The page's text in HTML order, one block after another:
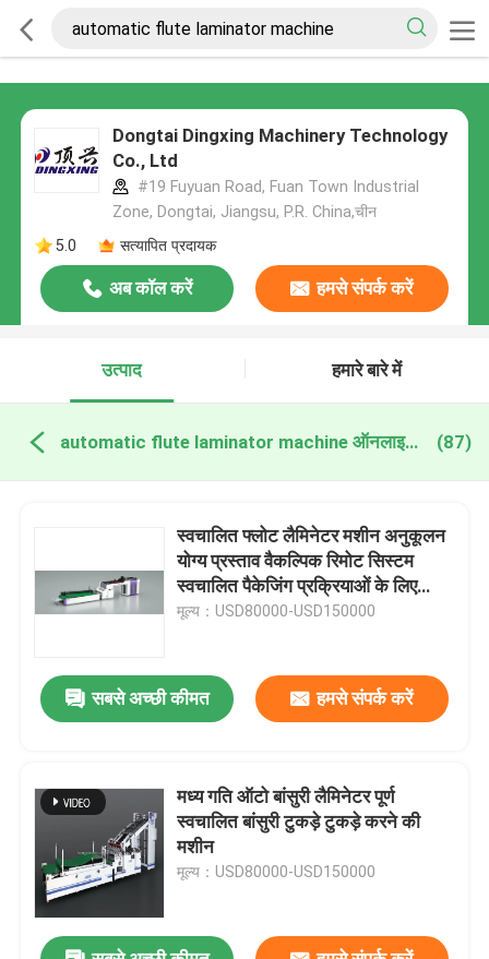
Dongtai Dingxing Machinery Technology
Co., Ltd
#19 Fuyuan Road, Fuan Town Industrial
Zone, Dongtai, Jiangsu, P.R. China,चीन
5.0
सत्यापित प्रदायक
अब कॉल करें हमसे संपर्क करें
उत्पाद हमारे बारे में
automatic flute laminator machine ऑनलाइन निर्माण (87)
स्वचालित फ्लोट लैमिनेटर मशीन अनुकूलन
योग्य प्रस्ताव वैकल्पिक रिमोट सिस्टम
स्वचालित पैकेजिंग प्रक्रियाओं के लिए
एकदम सही
मूल्य：USD80000-USD150000
सबसे अच्छी कीमत हमसे संपर्क करें
मध्य गति ऑटो बांसुरी लैमिनेटर पूर्ण
स्वचालित बांसुरी टुकड़े टुकड़े करने की
मशीन
मूल्य：USD80000-USD150000